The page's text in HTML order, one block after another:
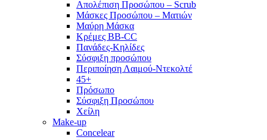
Απολέπιση Προσώπου – Scrub
Μάσκες Προσώπου – Ματιών
Μαύρη Μάσκα
Κρέμες BB-CC
Πανάδες-Κηλίδες
Σύσφιξη προσώπου
Περιποίηση Λαιμού-Ντεκολτέ
45+
Πρόσωπο
Σύσφιξη Προσώπου
Χείλη
Make-up
Concelear